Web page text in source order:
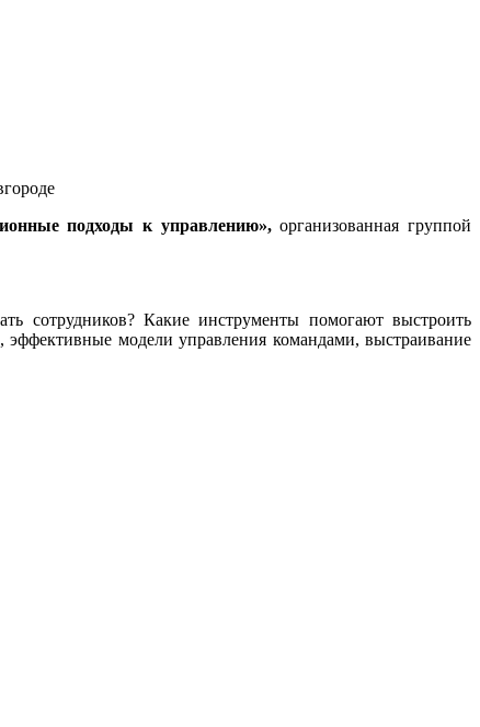
подходы к управлению»,организованная группой
сотрудников? Какие инструменты помогают выстроить
модели управления командами, выстраивание